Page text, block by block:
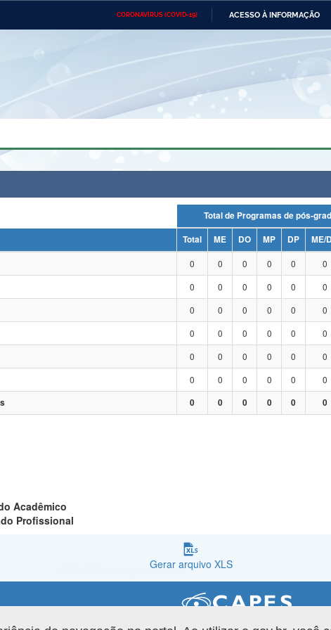
CORONAVÍRUS (COVID-19) ACESSO À INFORMAÇÃO
Ministério das Relações
Ministério do Desenvolvimento
Regional
Advocacia-Geral da União Banco Central do Brasil
Total de Programas
Total ME DO MP DP ME/
0 0 0 0 0 0
0 0 0 0 0 0
0 0 0 0 0 0
0 0 0 0 0 0
0 0 0 0 0 0
0 0 0 0 0 0
0 0 0 0 0 0
Acadêmico
Profissional
Gerar arquivo XLS